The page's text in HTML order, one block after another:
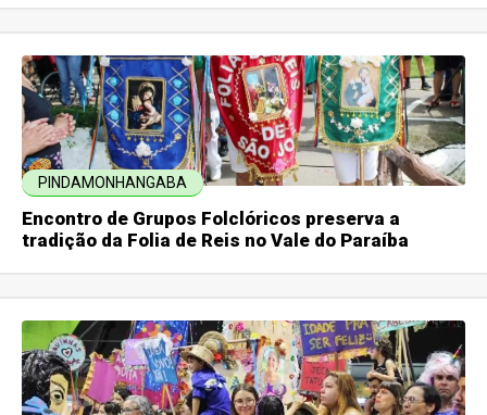
PINDAMONHANGABA
Encontro de Grupos Folclóricos preserva a
tradição da Folia de Reis no Vale do Paraíba